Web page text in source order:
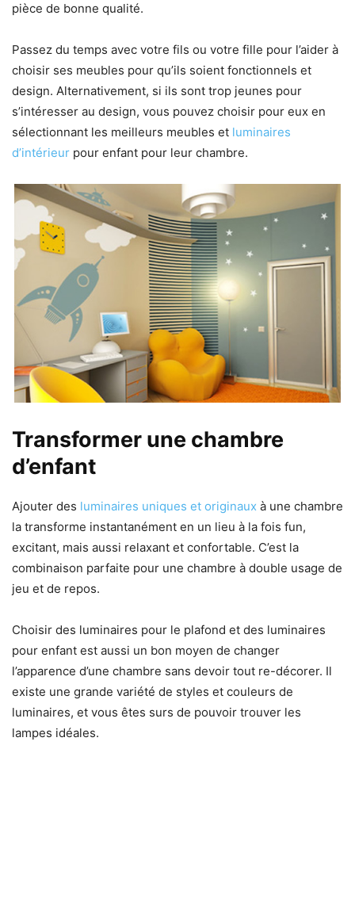
pièce de bonne qualité.
Passez du temps avec votre fils ou votre fille pour l’aider à
choisir ses meubles pour qu’ils soient fonctionnels et
design. Alternativement, si ils sont trop jeunes pour
s’intéresser au design, vous pouvez choisir pour eux en
sélectionnant les meilleurs meubles et luminaires
d’intérieur pour enfant pour leur chambre.
Transformer une chambre
d’enfant
Ajouter des luminaires uniques et originaux à une chambre
la transforme instantanément en un lieu à la fois fun,
excitant, mais aussi relaxant et confortable. C’est la
combinaison parfaite pour une chambre à double usage de
jeu et de repos.
Choisir des luminaires pour le plafond et des luminaires
pour enfant est aussi un bon moyen de changer
l’apparence d’une chambre sans devoir tout re-décorer. Il
existe une grande variété de styles et couleurs de
luminaires, et vous êtes surs de pouvoir trouver les
lampes idéales.